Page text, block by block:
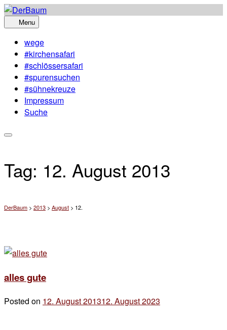
Skip
to
Menu
wege
#kirchensafari
#schlössersafari
#spurensuchen
#sühnekreuze
Impressum
Suche
Tag: 12. August 2013
DerBaum > 2013 > August > 12.
alles gute
Posted on 12. August 201312. August 2023